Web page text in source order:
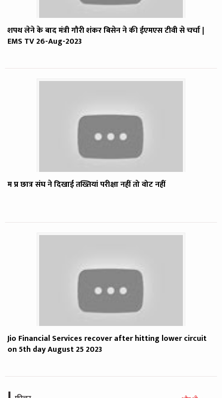
शपथ लेने के बाद मंत्री गौरी शंकर बिसेन ने की ईएमएस टीवी से चर्चा |
EMS TV 26-Aug-2023
म प्र छात्र संघ ने दिखाई तख्तियां परीक्षा नहीं तो वोट नहीं
Jio Financial Services recover after hitting lower circuit
on 5th day August 25 2023